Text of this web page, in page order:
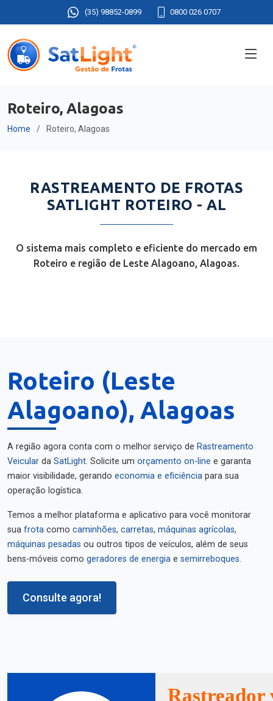
(35) 98852-0899 0800 026 0707
Roteiro, Alagoas
Home Roteiro, Alagoas
RASTREAMENTO DE FROTAS
SATLIGHT ROTEIRO - AL
O sistema mais completo e eficiente do mercado em
Roteiro e região de Leste Alagoano, Alagoas.
Roteiro (Leste
Alagoano), Alagoas
A região agora conta com o melhor serviço de Rastreamento
Veicular da SatLight. Solicite um orçamento on-line e garanta
maior visibilidade, gerando economia e eficiência para sua
operação logística.
Temos a melhor plataforma e aplicativo para você monitorar
sua frota como caminhões, carretas, máquinas agrícolas,
máquinas pesadas ou outros tipos de veículos, além de seus
bens-móveis como geradores de energia e semirreboques.
Consulte agora!
Rastreador